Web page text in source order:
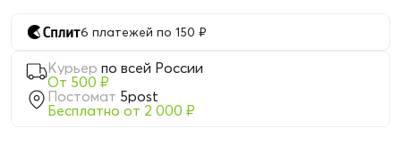
6 платежей по 150 ₽
Курьер по всей России
От 500 ₽
Постомат 5post
Бесплатно от 2 000 ₽